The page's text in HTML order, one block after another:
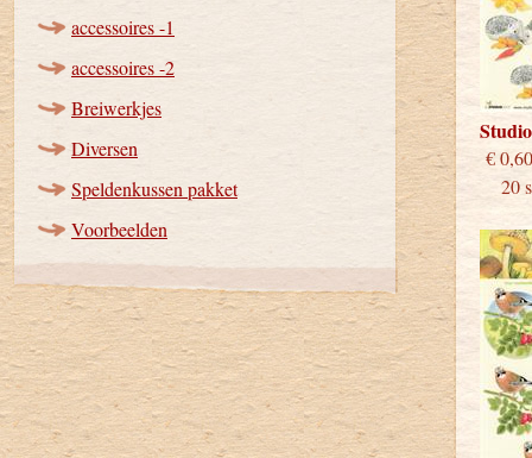
accessoires -1
accessoires -2
Breiwerkjes
Diversen
Speldenkussen pakket
Voorbeelden
20